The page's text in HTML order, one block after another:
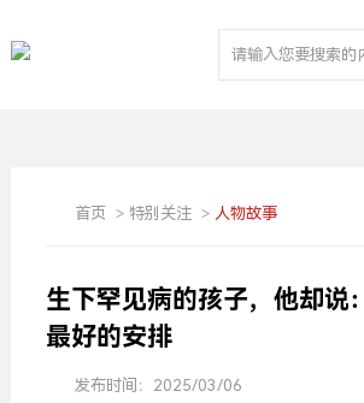
首页 > 特别关注 > 人物故事
生下罕见病的孩子，他却说
最好的安排
发布时间：2025/03/06